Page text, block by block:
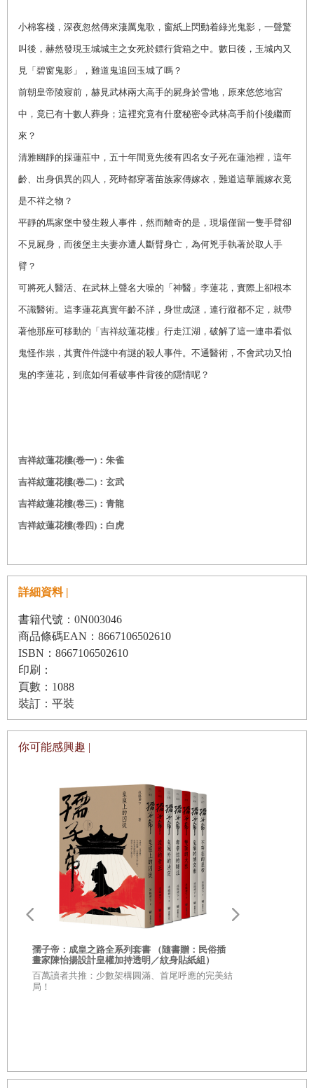
小棉客棧，深夜忽然傳來淒厲鬼歌，窗紙上閃動着綠光鬼影，一聲驚
叫後，赫然發現玉城城主之女死於鏢行貨箱之中。數日後，玉城內又
見「碧窗鬼影」，難道鬼追回玉城了嗎？
前朝皇帝陵寢前，赫見武林兩大高手的屍身於雪地，原來悠悠地宮
中，竟已有十數人葬身；這裡究竟有什麼秘密令武林高手前仆後繼而
來？
清雅幽靜的採蓮莊中，五十年間竟先後有四名女子死在蓮池裡，這年
齡、出身俱異的四人，死時都穿著苗族家傳嫁衣，難道這華麗嫁衣竟
是不祥之物 ？
平靜的馬家堡中發生殺人事件，然而離奇的是，現場僅留一隻手臂卻
不見屍身，而後堡主夫妻亦遭人斷臂身亡，為何兇手執著於取人手
臂？
可將死人醫活、在武林上聲名大噪的「神醫」李蓮花，實際上卻根本
不識醫術。這李蓮花真實年齡不詳，身世成謎，連行蹤都不定，就帶
著他那座可移動的「吉祥紋蓮花樓」行走江湖，破解了這一連串看似
鬼怪作祟，其實件件謎中有謎的殺人事件。 不通醫術，不會武功又怕
鬼的李蓮花，到底如何看破事件背後的隱情呢？
吉祥紋蓮花樓(卷一)：朱雀
吉祥紋蓮花樓(卷二)：玄武
吉祥紋蓮花樓(卷三)：青龍
吉祥紋蓮花樓(卷四)：白虎
詳細資料 |
書籍代號：0N003046
商品條碼EAN：8667106502610
ISBN：8667106502610
印刷：
頁數：1088
裝訂：平裝
你可能感興趣 |
孺子帝：成皇之路全系列套書 （隨書贈：民俗插
畫家陳怡揚設計皇權加持透明／紋身貼紙組）
百萬讀者共推：少數架構圓滿、首尾呼應的完美結
局！